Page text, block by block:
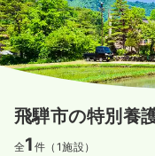
飛騨市の特別養
全1 件（1施設）